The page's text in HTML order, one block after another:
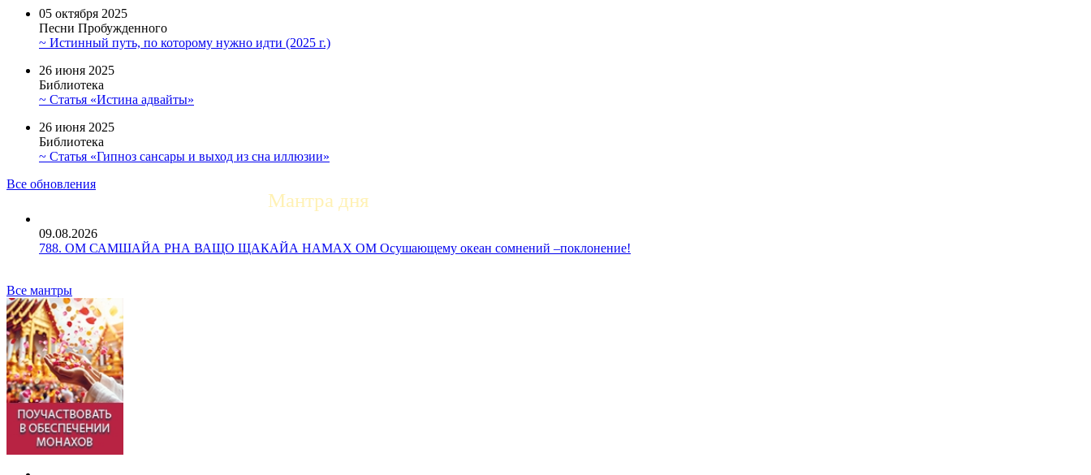
05 октября 2025
Песни Пробужденного
~ Истинный путь, по которому нужно идти (2025 г.)
26 июня 2025
Библиотека
~ Статья «Истина адвайты»
26 июня 2025
Библиотека
~ Статья «Гипноз сансары и выход из сна иллюзии»
Все обновления
Мантра дня
09.08.2026
788. ОМ САМШАЙА РНА ВАЩО ЩАКАЙА НАМАХ ОМ Осушающему океан сомнений –поклонение!
Все мантры